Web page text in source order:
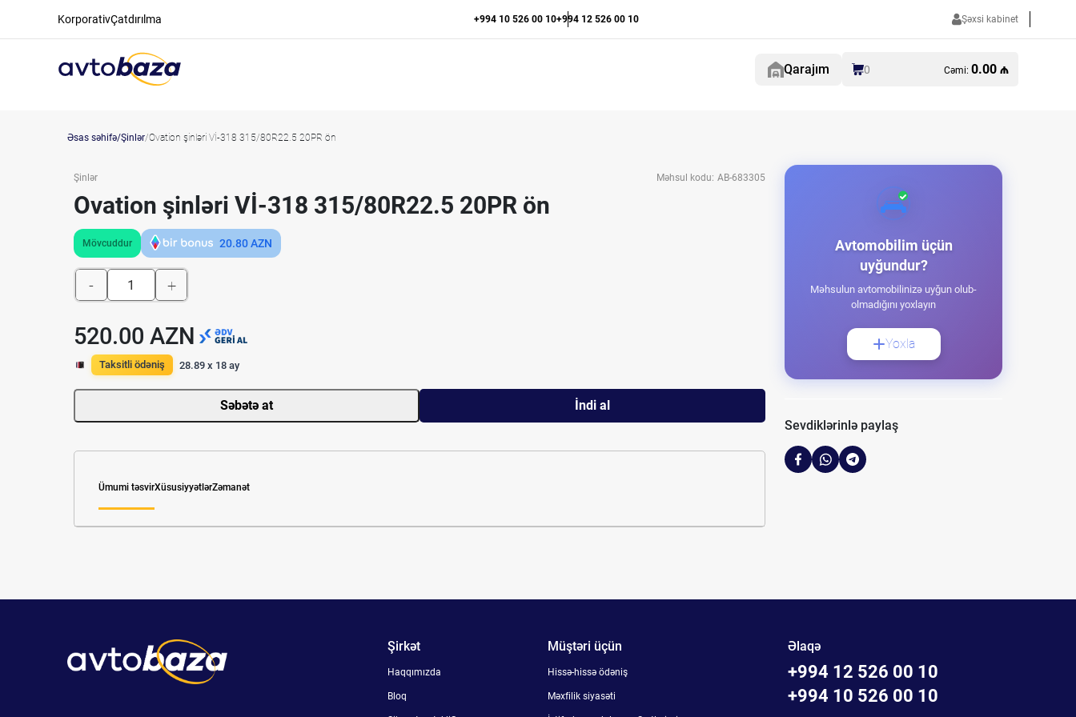
KorporativÇatdırılma +994 10 526 00 10+994 12 526 00 10 Şəxsi kabinet
Qarajım 0 Cəmi: 0.00 ₼
Əsas səhifə Şinlər Ovation şinləri Vİ-318 315/80R22.5 20PR ön
Şinlər Məhsul kodu: AB-683305
Ovation şinləri Vİ-318 315/80R22.5 20PR ön
Mövcuddur 20.80AZN
- +
520.00 AZN
Taksitli ödəniş 28.89 x 18 ay
Səbətə at İndi al
Ümumi təsvirXüsusiyyətlərZəmanət
Avtomobilim üçün
uyğundur?
Məhsulun avtomobilinizə uyğun olub-
olmadığını yoxlayın
Yoxla
Sevdiklərinlə paylaş
Şirkət
Haqqımızda
Bloq
Müştəri üçün
Hissə-hissə ödəniş
Məxfilik siyasəti
Əlaqə
+994 12 526 00 10
+994 10 526 00 10